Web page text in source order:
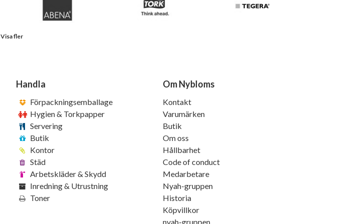
Visa fler
Handla
Förpackningsemballage
Hygien & Torkpapper
Servering
Butik
Kontor
Städ
Arbetskläder & Skydd
Inredning & Utrustning
Toner
Om Nybloms
Kontakt
Varumärken
Butik
Om oss
Hållbarhet
Code of conduct
Medarbetare
Nyah-gruppen
Historia
Köpvillkor
nyah-gruppen